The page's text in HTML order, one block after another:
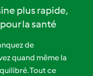
plus rapide,
la santé
de
quand même la
Tout ce